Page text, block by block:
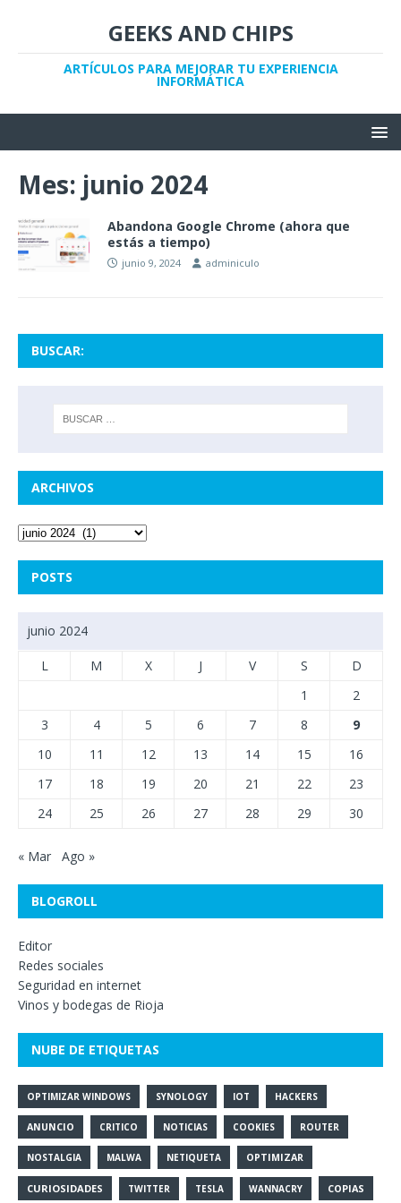
GEEKS AND CHIPS
ARTÍCULOS PARA MEJORAR TU EXPERIENCIA
INFORMÁTICA
Mes: junio 2024
Abandona Google Chrome (ahora que
estás a tiempo)
junio 9, 2024 adminiculo
BUSCAR:
ARCHIVOS
POSTS
junio 2024
L M X J V S
D
1
2
3
4 5 6 7 8
9
10
11 12 13 14 15
16
17
18 19 20 21 22
23
24
25 26 27 28 29 30
« Mar Ago »
BLOGROLL
Editor
Redes sociales
Seguridad en internet
Vinos y bodegas de Rioja
NUBE DE ETIQUETAS
OPTIMIZAR WINDOWS SYNOLOGY IOT HACKERS
ANUNCIO CRITICO NOTICIAS COOKIES ROUTER
NOSTALGIA MALWA NETIQUETA OPTIMIZAR
CURIOSIDADES TWITTER TESLA WANNACRY COPIAS